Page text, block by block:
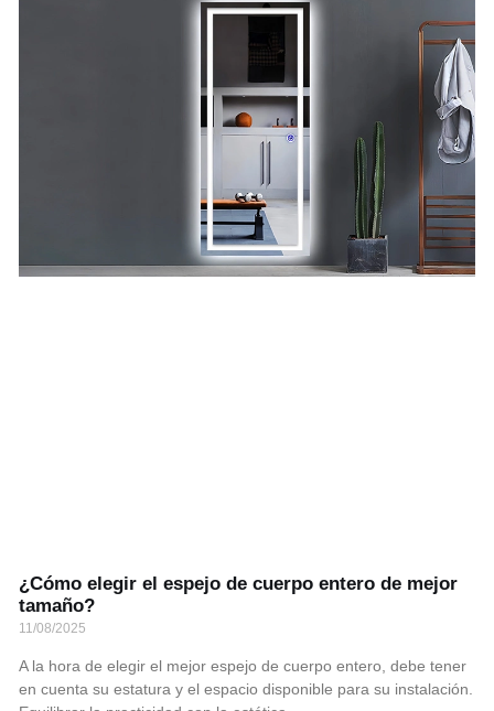
¿Cómo elegir el espejo de cuerpo entero de mejor
tamaño?
11/08/2025
A la hora de elegir el mejor espejo de cuerpo entero, debe tener
en cuenta su estatura y el espacio disponible para su instalación.